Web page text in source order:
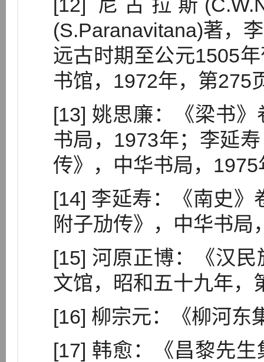
[12] 尼古拉斯
(S.Paranavitana)著，
远古时期至公元1505
书馆，1972年，第275
[13] 姚思廉：《梁书
书局，1973年；李延
传》，中华书局，1975
[14] 李延寿：《南史》
附子劢传》，中华书局
[15] 河原正博：《汉
文馆，昭和五十九年
[16] 柳宗元：《柳河东
[17] 韩愈：《昌黎先